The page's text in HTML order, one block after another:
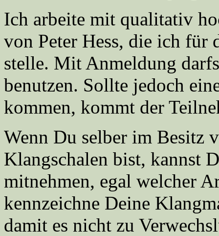
Ich arbeite mit qualitativ
von Peter Hess, die ich für
stelle. Mit Anmeldung
benutzen. Sollte jedoch
kommen, kommt der
Wenn Du selber im Besitz
Klangschalen bist, kannst
mitnehmen, egal welcher
kennzeichne Deine
damit es nicht zu